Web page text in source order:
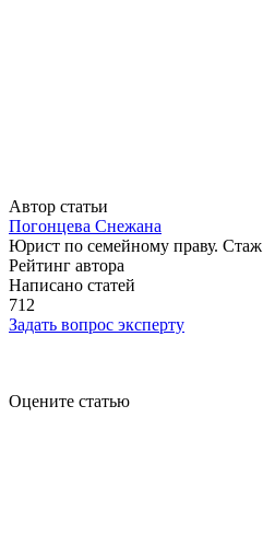
Автор статьи
Погонцева Снежана
Юрист по семейному праву. Стаж
Рейтинг автора
Написано статей
712
Задать вопрос эксперту
Оцените статью